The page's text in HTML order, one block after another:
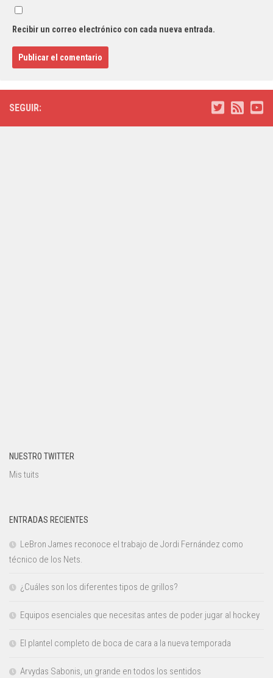
Recibir un correo electrónico con cada nueva entrada.
SEGUIR:
NUESTRO TWITTER
Mis tuits
ENTRADAS RECIENTES
LeBron James reconoce el trabajo de Jordi Fernández como
técnico de los Nets.
¿Cuáles son los diferentes tipos de grillos?
Equipos esenciales que necesitas antes de poder jugar al hockey
El plantel completo de boca de cara a la nueva temporada
Arvydas Sabonis, un grande en todos los sentidos